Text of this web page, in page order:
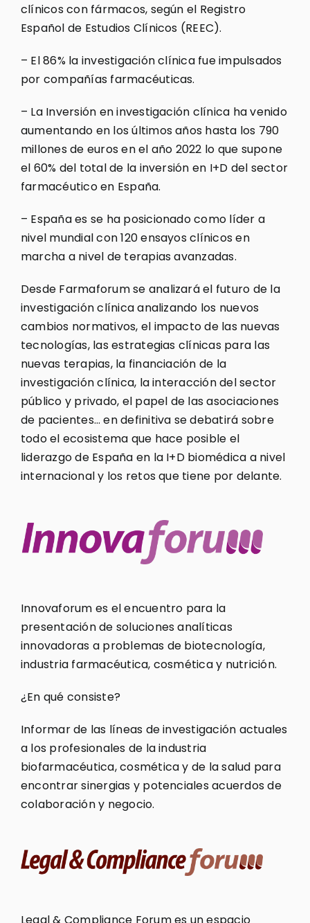
clínicos con fármacos, según el Registro
Español de Estudios Clínicos (REEC).
– El 86% la investigación clínica fue impulsados
por compañías farmacéuticas.
– La Inversión en investigación clínica ha venido
aumentando en los últimos años hasta los 790
millones de euros en el año 2022 lo que supone
el 60% del total de la inversión en I+D del sector
farmacéutico en España.
– España es se ha posicionado como líder a
nivel mundial con 120 ensayos clínicos en
marcha a nivel de terapias avanzadas.
Desde Farmaforum se analizará el futuro de la
investigación clínica analizando los nuevos
cambios normativos, el impacto de las nuevas
tecnologías, las estrategias clínicas para las
nuevas terapias, la financiación de la
investigación clínica, la interacción del sector
público y privado, el papel de las asociaciones
de pacientes… en definitiva se debatirá sobre
todo el ecosistema que hace posible el
liderazgo de España en la I+D biomédica a nivel
internacional y los retos que tiene por delante.
Innovaforum es el encuentro para la
presentación de soluciones analíticas
innovadoras a problemas de biotecnología,
industria farmacéutica, cosmética y nutrición.
¿En qué consiste?
Informar de las líneas de investigación actuales
a los profesionales de la industria
biofarmacéutica, cosmética y de la salud para
encontrar sinergias y potenciales acuerdos de
colaboración y negocio.